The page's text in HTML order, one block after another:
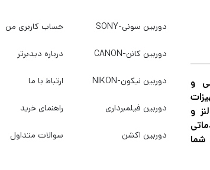
و
و
شما
دوربین سونی-SONY
دوربین کانن-CANON
دوربین نیکون-NIKON
دوربین فیلمبرداری
دوربین اکشن
حساب کاربری من
درباره دیدبرتر
ارتباط با ما
راهنمای خرید
سوالات متداول